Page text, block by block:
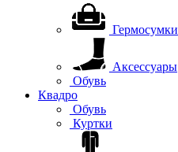
Гермосумки
Аксессуары
Обувь
Квадро
Обувь
Куртки